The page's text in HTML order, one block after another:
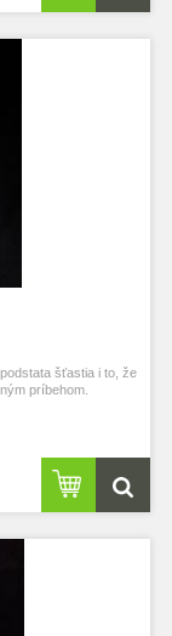
šťastia i to, že
príbehom.